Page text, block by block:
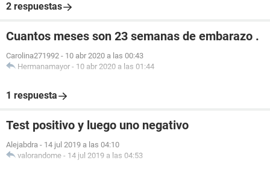
2 respuestas
Cuantos meses son 23 semanas de embarazo .
Carolina271992 - 10 abr 2020 a las 00:43
Hermanamayor - 10 abr 2020 a las 01:44
1 respuesta
Test positivo y luego uno negativo
Alejabdra - 14 jul 2019 a las 04:10
valorandome - 14 jul 2019 a las 04:53